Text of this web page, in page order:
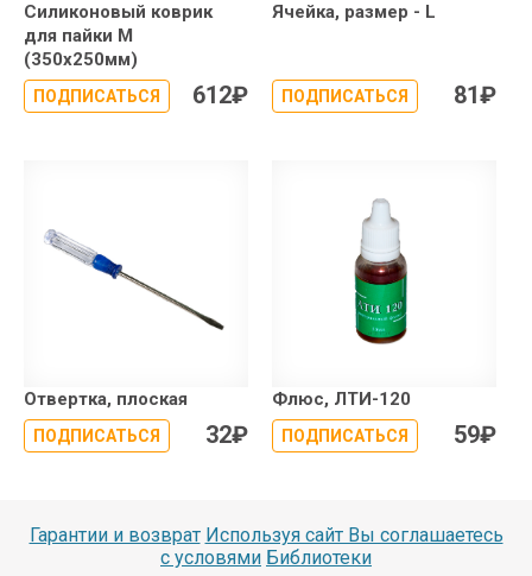
Силиконовый коврик
для пайки М
(350x250мм)
ПОДПИСАТЬСЯ 612₽
Ячейка, размер - L
ПОДПИСАТЬСЯ 81₽
Отвертка, плоская
ПОДПИСАТЬСЯ 32₽
Флюс, ЛТИ-120
ПОДПИСАТЬСЯ 59₽
Гарантии и возврат Используя сайт Вы соглашаетесь
с условями Библиотеки